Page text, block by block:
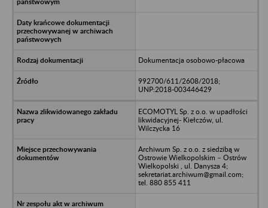
Dokumentacja osobowo-płacowa
992700/611/2608/2018;
UNP:2018-003446429
ECOMOTYL Sp. z o.o. w upadłości
likwidacyjnej- Kiełczów, ul.
Wilczycka 16
Archiwum Sp. z o.o. z siedzibą w
Ostrowie Wielkopolskim – Ostrów
Wielkopolski , ul. Danysza 4;
sekretariat.archiwum@gmail.com;
tel. 880 855 411